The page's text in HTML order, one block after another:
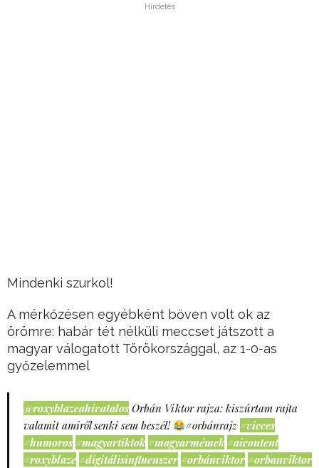
Hirdetés
Mindenki szurkol!
A mérkőzésen egyébként bőven volt ok az
örömre: habár tét nélküli meccset játszott a
magyar válogatott Törökországgal, az 1-0-as
győzelemmel
@roxyblazeahivatalos Orbán Viktor rajza: kiszúrtam rajta
valamit amiről senki sem beszél!
#orbánrajz #vicces
#humoros #magyartiktok #magyarmémek #aicontent
#roxyblaze #digitálisinfluenszer #orbánviktor #orbanviktor